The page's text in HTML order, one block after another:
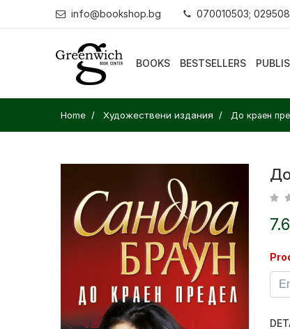
info@bookshop.bg 070010503;
BOOKS BESTSELLERS
Home Художествени издания До краен